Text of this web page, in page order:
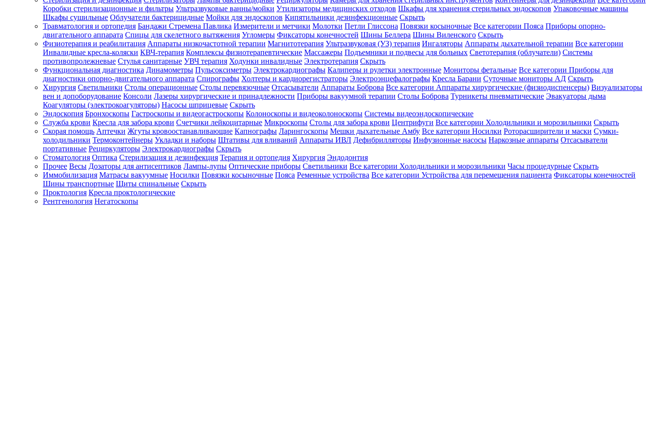
Зарегистрироваться
Зачем
регистрироваться?
Все
покупки
в
одном
месте
Личный
менеджер
Отслеживание
статуса
заказа
Коробки стерилизационные и фильтры Ультразвуковые ванны/мойки Утилизаторы медицинских отходов Шкафы для хранения стерильных эндоскопов Упаковочные машины
Шкафы сушильные Облучатели бактерицидные Мойки для эндоскопов Кипятильники дезинфекционные Скрыть
Травматология и ортопедия Бандажи Стремена Павлика Измерители и метчики Молотки Петли Глиссона Повязки косыночные Все категории Пояса Приборы опорно-
двигательного аппарата Спицы для скелетного вытяжения Угломеры Фиксаторы конечностей Шины Беллера Шины Виленского Скрыть
Физиотерапия и реабилитация Аппараты низкочастотной терапии Магнитотерапия Ультразвуковая (УЗ) терапия Ингаляторы Аппараты дыхательной терапии Все категории
Инвалидные кресла-коляски КВЧ-терапия Комплексы физиотерапевтические Массажеры Подъемники и подвесы для больных Светотерапия (облучатели) Системы
противопролежневые Стулья санитарные УВЧ терапия Ходунки инвалидные Электротерапия Скрыть
Функциональная диагностика Динамометры Пульсоксиметры Электрокардиографы Калиперы и рулетки электронные Мониторы фетальные Все категории Приборы для
диагностики опорно-двигательного аппарата Спирографы Холтеры и кардиорегистраторы Электроэнцефалографы Кресла Барани Суточные мониторы АД Скрыть
Хирургия Светильники Столы операционные Столы перевязочные Отсасыватели Аппараты Боброва Все категории Аппараты хирургические (физиодиспенсеры) Визуализаторы
вен и допоборудование Консоли Лазеры хирургические и принадлежности Приборы вакуумной терапии Столы Боброва Турникеты пневматические Эвакуаторы дыма
Коагуляторы (электрокоагуляторы) Насосы шприцевые Скрыть
Эндоскопия Бронхоскопы Гастроскопы и видеогастроскопы Колоноскопы и видеоколоноскопы Системы видеоэндоскопические
Служба крови Кресла для забора крови Счетчики лейкоцитарные Микроскопы Столы для забора крови Центрифуги Все категории Холодильники и морозильники Скрыть
Скорая помощь Аптечки Жгуты кровоостанавливающие Капнографы Ларингоскопы Мешки дыхательные Амбу Все категории Носилки Роторасширители и маски Сумки-
холодильники Термоконтейнеры Укладки и наборы Штативы для вливаний Аппараты ИВЛ Дефибрилляторы Инфузионные насосы Наркозные аппараты Отсасыватели
портативные Рециркуляторы Электрокардиографы Скрыть
Стоматология Оптика Стерилизация и дезинфекция Терапия и ортопедия Хирургия Эндодонтия
Прочее Весы Дозаторы для антисептиков Лампы-лупы Оптические приборы Светильники Все категории Холодильники и морозильники Часы процедурные Скрыть
Иммобилизация Матрасы вакуумные Носилки Повязки косыночные Пояса Ременные устройства Все категории Устройства для перемещения пациента Фиксаторы конечностей
Шины транспортные Щиты спинальные Скрыть
Проктология Кресла проктологические
Рентгенология Негатоскопы